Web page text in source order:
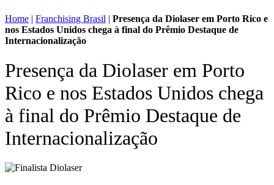
Home | Franchising Brasil | Presença da Diolaser em Porto Rico e
nos Estados Unidos chega à final do Prêmio Destaque de
Internacionalização
Presença da Diolaser em Porto
Rico e nos Estados Unidos chega
à final do Prêmio Destaque de
Internacionalização